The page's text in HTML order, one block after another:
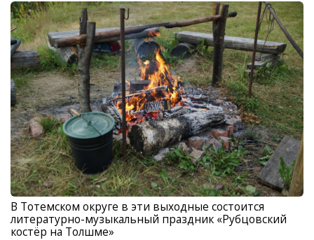
В Тотемском округе в эти выходные состоится
литературно-музыкальный праздник «Рубцовский
костёр на Толшме»